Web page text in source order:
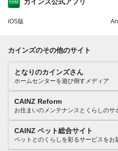
カインズ公式アプリ
iOS版
カインズのその他のサイト
となりのカインズさん
ホームセンターを遊び倒すメディア
CAINZ Reform
お住まいのメンテナンスとくらしのサ
CAINZ ペット総合サイト
ペットとのくらしを彩るサービスをお